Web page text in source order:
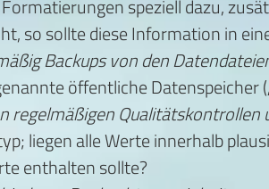
speziell dazu,
so sollte diese Information in
Backups von den
öffentliche Datenspeicher
regelmäßigen Qualitätskontrollen
liegen alle Werte innerhalb
enthalten sollte?